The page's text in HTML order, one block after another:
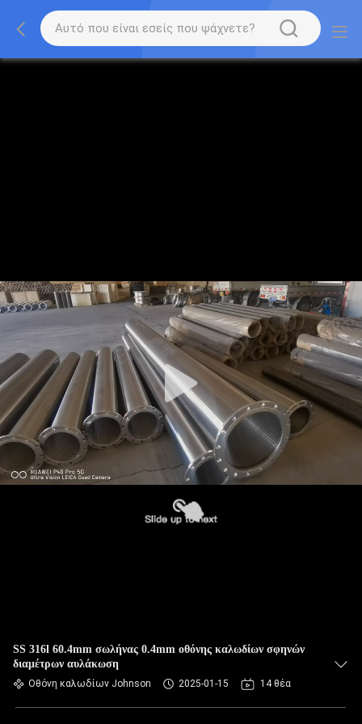
SS 316l 60.4mm σωλήνας 0.4mm οθόνης καλωδίων σφηνών
διαμέτρων αυλάκωση
Οθόνη καλωδίων Johnson 2025-01-15 14 θέα